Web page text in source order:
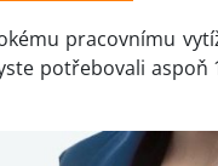
pracovnímu
potřebovali aspoň